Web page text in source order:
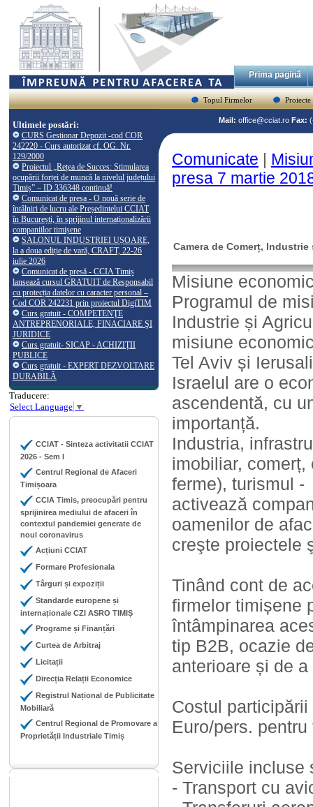
Prima pagină
Topul Firmelor Proiecte
Ultimele postări:
CURS Gestionar Depozit -cod COR
242220 - Curs autorizat cf. OG. Nr.
129/2000
Proiectul „Rețea de Succes: Stimularea
ocupării forței de muncă la nivelul județului
Timiș” – ID 336348 continuă!
Comunicat de presa - O nouă serie de
întâlniri de lucru ale Președintelui CCIAT
în București, în sprijinul internaționalizării
companiilor timișene
SALONUL INDUSTRIEI UȘOARE,
la a doua ediție de vară, CRAFT, 22-26
iulie 2026
Comunicat de presă - CCIA Timiș
lansează cursul GRATUIT de Responsabil
cu protecția datelor cu caracter personal –
Cod COR 242231 prin proiectul DigiTIM
Curs gratuit - COMPETENŢE
ANTREPRENORIALE, FINACIARE ŞI
JURIDICE
Curs gratuit- SICAP - ACHIZIŢII
PUBLICE
Curs gratuit - EXPERT DEZVOLTARE
DURABILĂ
Traducere:
Select Language ▼
CCIAT - Sinteza activitatii CCIAT
2026 - Sem I
Centrul Regional de Afaceri
Timișoara
CCIA Timis, preocupări pentru
sprijinirea mediului de afaceri în
contextul pandemiei generate de
noul coronavirus
Acțiuni CCIAT
Formare Profesionala
Târguri și expoziții
Standarde europene și
internaționale CZI ASRO TIMIȘ
Programe și Finanțări
Curtea de Arbitraj
Licitații
Direcția Relații Economice
Registrul Național de Publicitate
Mobiliară
Centrul Regional de Promovare a
Proprietății Industriale Timiș
Mail: office@cciat.ro Fax:
Comunicate |
presa 7 martie
Camera de Comerț,
Misiune
Programul de
Industrie și
misiune
Tel Aviv și
Israelul are o
ascendentă, cu
importanță.
Industria,
imobiliar,
ferme), turismul
activează
oamenilor de
creşte proiectele
Tinând cont de
firmelor timișene
întâmpinarea
tip B2B, ocazie
anterioare și de
Costul
Euro/pers.
Serviciile incluse
- Transport cu